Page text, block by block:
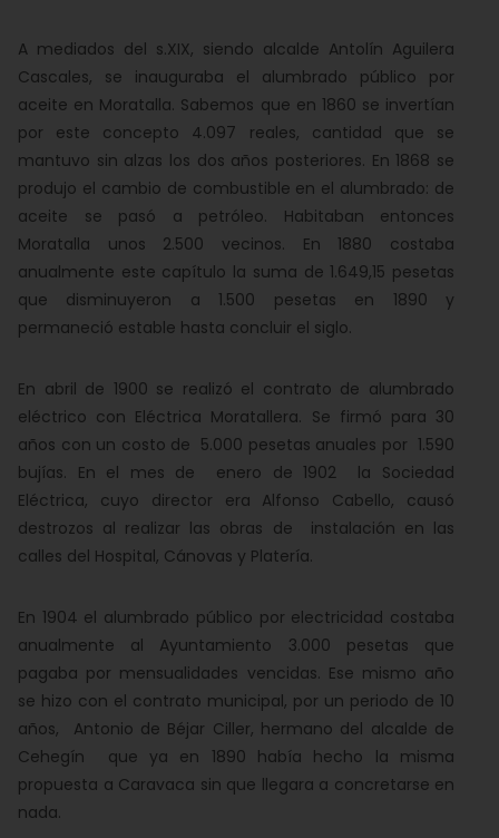
A mediados del s.XIX, siendo alcalde Antolín Aguilera
Cascales, se inauguraba el alumbrado público por
aceite en Moratalla. Sabemos que en 1860 se invertían
por este concepto 4.097 reales, cantidad que se
mantuvo sin alzas los dos años posteriores. En 1868 se
produjo el cambio de combustible en el alumbrado: de
aceite se pasó a petróleo. Habitaban entonces
Moratalla unos 2.500 vecinos. En 1880 costaba
anualmente este capítulo la suma de 1.649,15 pesetas
que disminuyeron a 1.500 pesetas en 1890 y
permaneció estable hasta concluir el siglo.
En abril de 1900 se realizó el contrato de alumbrado
eléctrico con Eléctrica Moratallera. Se firmó para 30
años con un costo de 5.000 pesetas anuales por 1.590
bujías. En el mes de enero de 1902 la Sociedad
Eléctrica, cuyo director era Alfonso Cabello, causó
destrozos al realizar las obras de instalación en las
calles del Hospital, Cánovas y Platería.
En 1904 el alumbrado público por electricidad costaba
anualmente al Ayuntamiento 3.000 pesetas que
pagaba por mensualidades vencidas. Ese mismo año
se hizo con el contrato municipal, por un periodo de 10
años, Antonio de Béjar Ciller, hermano del alcalde de
Cehegín que ya en 1890 había hecho la misma
propuesta a Caravaca sin que llegara a concretarse en
nada.